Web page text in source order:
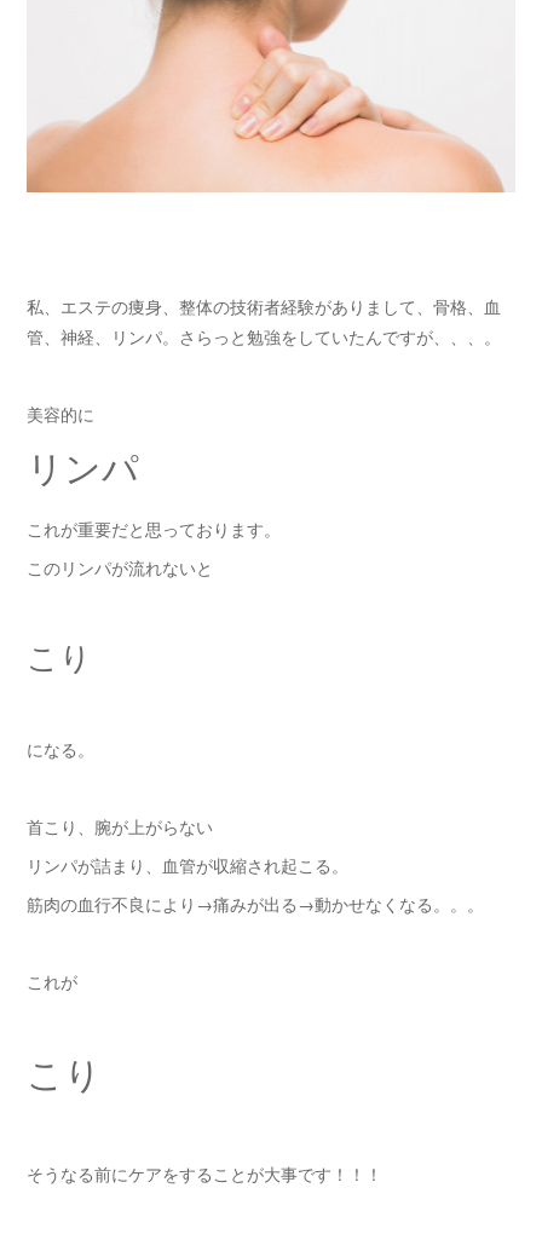
私、エステの痩身、整体の技術者経験がありまして、骨格、血
管、神経、リンパ。さらっと勉強をしていたんですが、、、。
美容的に
リンパ
これが重要だと思っております。
このリンパが流れないと
こり
になる。
首こり、腕が上がらない
リンパが詰まり、血管が収縮され起こる。
筋肉の血行不良により→痛みが出る→動かせなくなる。。。
これが
こり
そうなる前にケアをすることが大事です！！！